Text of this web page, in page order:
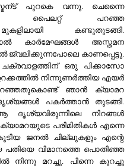
പുറകെ വന്നു. ചെന്നൈ
പൈലറ്റ് പറഞ്ഞ
മുകളിലായി കണ്ടുതുടങ്ങി.
കാര്‍മേഘങ്ങള്‍ അസ്തമന
ജ്വലിക്കുന്നപോലെ കാണപ്പെട്ടു.
ഒരു പിക്കാസോ
നിന്നുണര്‍ത്തിയ എയര്‍
പറഞ്ഞതുകൊണ്ട് ഞാന്‍ ക്യാമറ
പകര്‍ത്താന്‍ തുടങ്ങി.
നിറങ്ങള്‍
പരിമിതികള്‍ എന്നെ
ജനല്‍ ചില്ലുകളും എന്റെ
പതിയെ വിമാനത്തെ പൊതിഞ്ഞ
മറച്ചു. പിന്നെ കുറച്ചു